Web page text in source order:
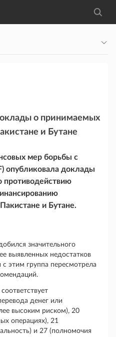
о принимаемых
и Бутане
мер борьбы с
опубликовала доклады
противодействию
и Бутане.
значительного
выявленных недостатков
этим группа пересмотрела
денег или
высоким риском), 20
операциях), 21
и 27 (полномочия